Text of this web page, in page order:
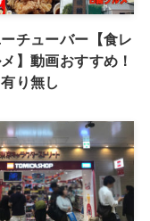
チューバー【食レ
】動画おすすめ！
り無し